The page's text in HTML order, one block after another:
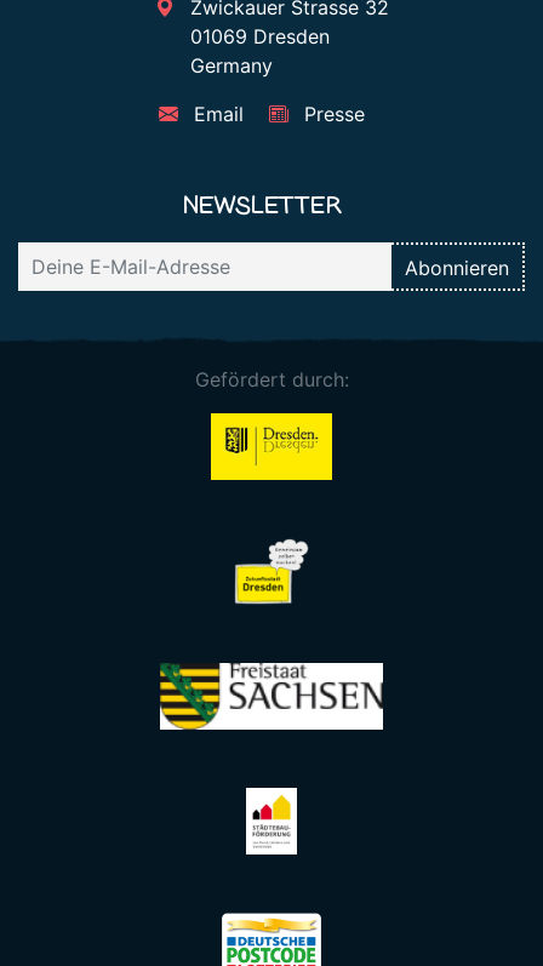
Zwickauer Strasse 32
01069 Dresden
Germany
Email
Presse
NEWSLETTER
Gefördert durch: